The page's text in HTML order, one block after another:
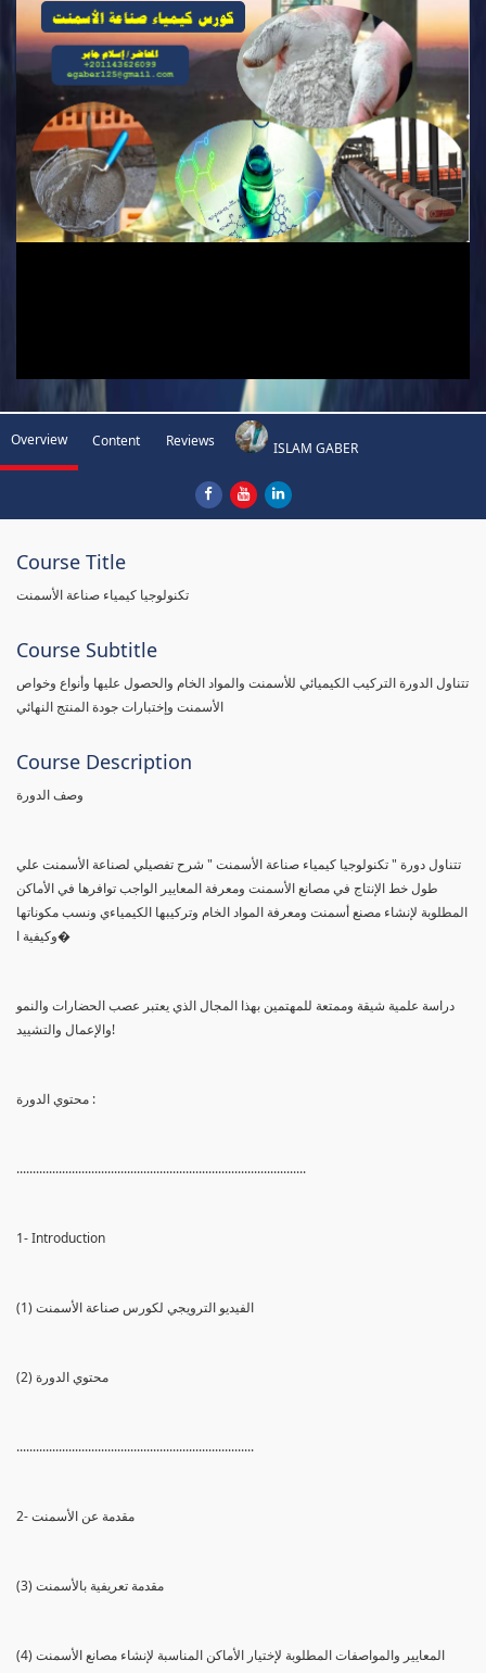
Overview Content Reviews ISLAM GABER
Course Title
تكنولوجيا كيمياء صناعة الأسمنت
Course Subtitle
تتناول الدورة التركيب الكيميائي للأسمنت والمواد الخام والحصول عليها وأنواع وخواص
الأسمنت وإختبارات جودة المنتج النهائي
Course Description
وصف الدورة
تتناول دورة " تكنولوجيا كيمياء صناعة الأسمنت " شرح تفصيلي لصناعة الأسمنت علي
طول خط الإنتاج في مصانع الأسمنت ومعرفة المعايير الواجب توافرها في الأماكن
المطلوبة لإنشاء مصنع أسمنت ومعرفة المواد الخام وتركيبها الكيمياءي ونسب مكوناتها
وكيفية ا�
دراسة علمية شيقة وممتعة للمهتمين بهذا المجال الذي يعتبر عصب الحضارات والنمو
والإعمال والتشييد!
محتوي الدورة :
.........................................................................................
1- Introduction
(1) الفيديو الترويجي لكورس صناعة الأسمنت
(2) محتوي الدورة
.........................................................................
2- مقدمة عن الأسمنت
(3) مقدمة تعريفية بالأسمنت
(4) المعايير والمواصفات المطلوبة لإختيار الأماكن المناسبة لإنشاء مصانع الأسمنت